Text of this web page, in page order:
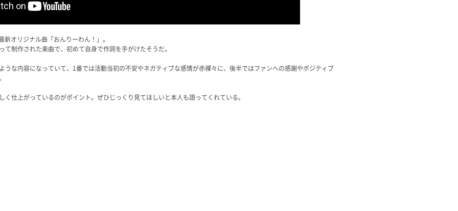
オリジナル曲「おんりーわん！」。
制作された楽曲で、初めて自身で作詞を手がけたそうだ。
うな内容になっていて、1番では活動当初の不安やネガティブな感情が赤裸々に、後半ではファンへの感謝やポジティブ
仕上がっているのがポイント。ぜひじっくり見てほしいと本人も語ってくれている。